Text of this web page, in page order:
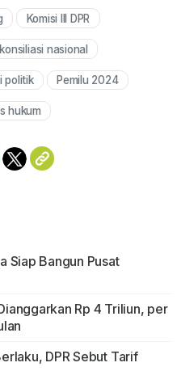
Komisi III DPR
nasional
politik Pemilu 2024
hukum
Siap Bangun Pusat
Rp 4 Triliun, per
DPR Sebut Tarif